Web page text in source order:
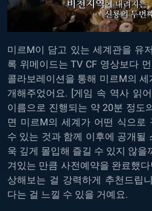
미르M이 담고 있는 세계관을 유
록 위메이드는 TV CF 영상보다
콜라보레이션을 통해 미르M의
개해주었어요. [게임 속 역사 읽
이름으로 진행되는 약 20분 정도
면 미르M의 세계가 어떤 식으로
수 있는 것과 함께 이후에 공개될
욱 깊게 몰입해 즐길 수 있지 않
겨있는 만큼 사전예약을 완료했
상해보는 걸 강력하게 추천드립
다는 걸 느낄 수 있을 거예요.